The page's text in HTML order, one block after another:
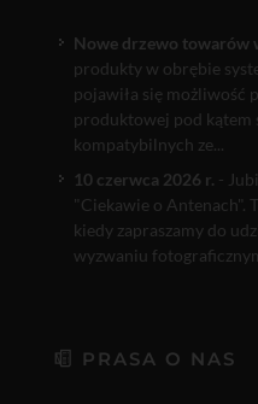
Nowe drzewo towarów
produkty w obrębie
pojawiła się możliwość
produktowej pod kątem
kompatybilnych ze...
10 czerwca 2026 r. -
"Ciekawie o Antenach".
kiedy zapraszamy do
wyzwaniu
PRASA O NAS